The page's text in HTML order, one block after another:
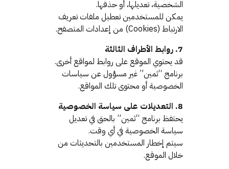
الشخصية، تعديلها، أو حذفها.
يمكن للمستخدمين تعطيل ملفات تعريف
الارتباط (Cookies) من إعدادات المتصفح.
7. روابط الأطراف الثالثة
قد يحتوي الموقع على روابط لمواقع أخرى.
برنامج “ثمين” غير مسؤول عن سياسات
الخصوصية أو محتوى تلك المواقع.
8. التعديلات على سياسة الخصوصية
يحتفظ برنامج “ثمين” بالحق في تعديل
سياسة الخصوصية في أي وقت.
سيتم إخطار المستخدمين بالتحديثات من
خلال الموقع.